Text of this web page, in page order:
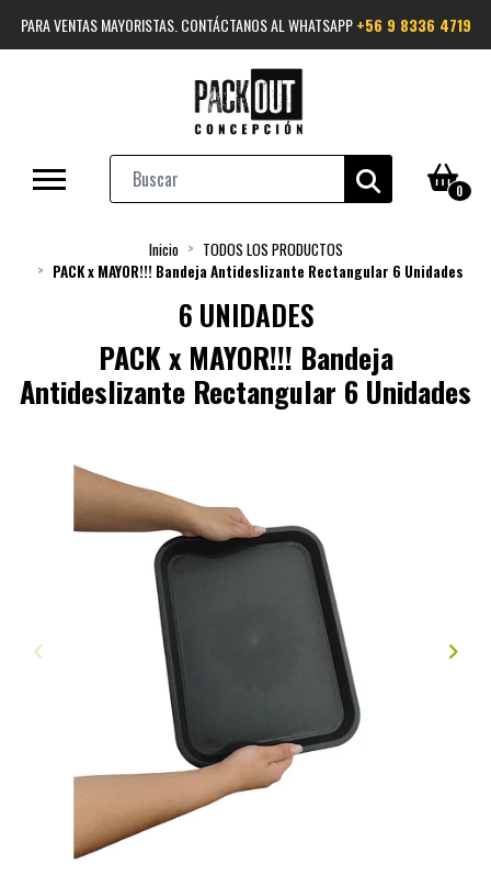
PARA VENTAS MAYORISTAS. CONTÁCTANOS AL WHATSAPP+56 9 8336 4719
0
Inicio
TODOS LOS PRODUCTOS
PACK x MAYOR!!! Bandeja Antideslizante Rectangular 6 Unidades
6 UNIDADES
PACK x MAYOR!!! Bandeja
Antideslizante Rectangular 6 Unidades